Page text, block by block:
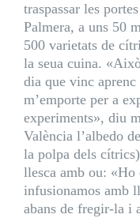
traspassar les
Palmera, a uns 50
500 varietats de
la seua cuina.
dia que vinc
m’emporte per a
experiments», diu
València l’albedo
la polpa dels
llesca amb ou: «Ho
infusionamos amb
abans de fregir-la i